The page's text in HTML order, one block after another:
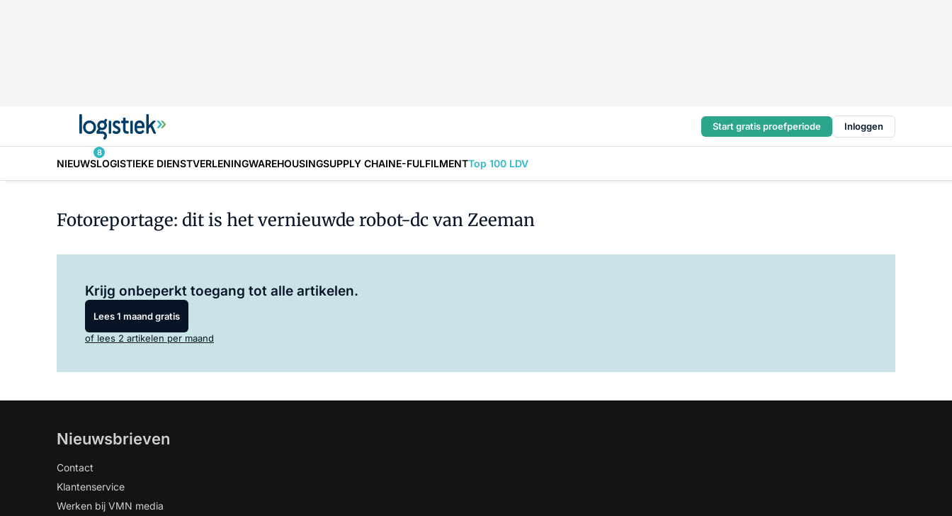
Start gratis proefperiode Inloggen
NIEUWS
8
LOGISTIEKE DIENSTVERLENINGWAREHOUSINGSUPPLY CHAINE-FULFILMENTTop 100 LDV
Fotoreportage: dit is het vernieuwde robot-dc van Zeeman
Krijg onbeperkt toegang tot alle artikelen.
Lees 1 maand gratis
of lees 2 artikelen per maand
Nieuwsbrieven
Contact
Klantenservice
Werken bij VMN media